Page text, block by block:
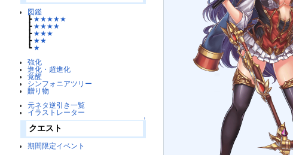
図鑑
┣ ★★★★★
┣ ★★★★
┣ ★★★
┣ ★★
┗ ★
強化
進化・超進化
覚醒
シンフォニアツリー
贈り物
元ネタ逆引き一覧
イラストレーター
↑
クエスト
期間限定イベント